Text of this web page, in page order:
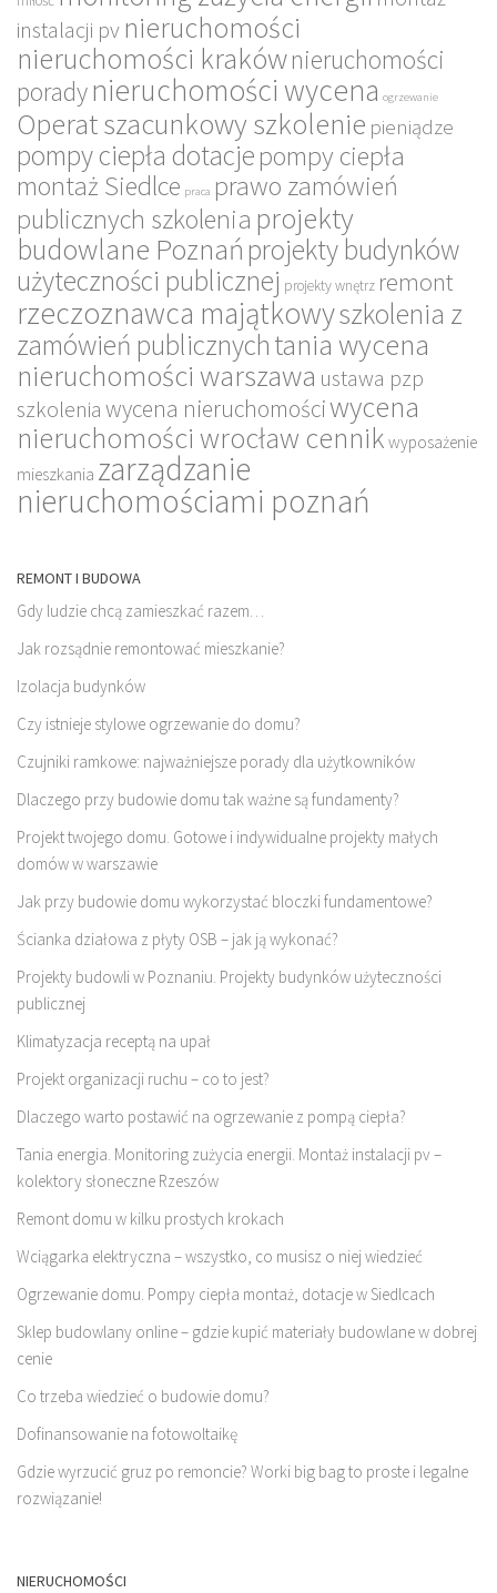
instalacji pv nieruchomości
nieruchomości krakównieruchomości
poradynieruchomości wycena ogrzewanie
Operat szacunkowy szkolenie pieniądze
pompy ciepła dotacjepompy ciepła
montaż Siedlce praca prawo zamówień
publicznych szkolenia projekty
budowlane Poznańprojekty budynków
użyteczności publicznej projekty wnętrz remont
rzeczoznawca majątkowyszkolenia z
zamówień publicznychtania wycena
nieruchomości warszawa ustawa pzp
szkolenia wycena nieruchomościwycena
nieruchomości wrocław cennik wyposażenie
mieszkania zarządzanie
nieruchomościami poznań
REMONT I BUDOWA
Gdy ludzie chcą zamieszkać razem…
Jak rozsądnie remontować mieszkanie?
Izolacja budynków
Czy istnieje stylowe ogrzewanie do domu?
Czujniki ramkowe: najważniejsze porady dla użytkowników
Dlaczego przy budowie domu tak ważne są fundamenty?
Projekt twojego domu. Gotowe i indywidualne projekty małych
domów w warszawie
Jak przy budowie domu wykorzystać bloczki fundamentowe?
Ścianka działowa z płyty OSB – jak ją wykonać?
Projekty budowli w Poznaniu. Projekty budynków użyteczności
publicznej
Klimatyzacja receptą na upał
Projekt organizacji ruchu – co to jest?
Dlaczego warto postawić na ogrzewanie z pompą ciepła?
Tania energia. Monitoring zużycia energii. Montaż instalacji pv –
kolektory słoneczne Rzeszów
Remont domu w kilku prostych krokach
Wciągarka elektryczna – wszystko, co musisz o niej wiedzieć
Ogrzewanie domu. Pompy ciepła montaż, dotacje w Siedlcach
Sklep budowlany online – gdzie kupić materiały budowlane w dobrej
cenie
Co trzeba wiedzieć o budowie domu?
Dofinansowanie na fotowoltaikę
Gdzie wyrzucić gruz po remoncie? Worki big bag to proste i legalne
rozwiązanie!
NIERUCHOMOŚCI